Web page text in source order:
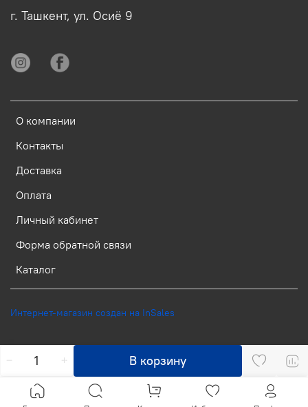
В корзину
О компании
Контакты
Доставка
Оплата
Личный кабинет
Форма обратной связи
Каталог
г. Ташкент, ул. Осиё 9
Интернет-магазин создан на InSales